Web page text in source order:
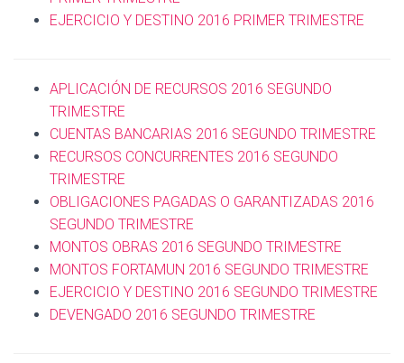
EJERCICIO Y DESTINO 2016 PRIMER TRIMESTRE
APLICACIÓN DE RECURSOS 2016 SEGUNDO
TRIMESTRE
CUENTAS BANCARIAS 2016 SEGUNDO TRIMESTRE
RECURSOS CONCURRENTES 2016 SEGUNDO
TRIMESTRE
OBLIGACIONES PAGADAS O GARANTIZADAS 2016
SEGUNDO TRIMESTRE
MONTOS OBRAS 2016 SEGUNDO TRIMESTRE
MONTOS FORTAMUN 2016 SEGUNDO TRIMESTRE
EJERCICIO Y DESTINO 2016 SEGUNDO TRIMESTRE
DEVENGADO 2016 SEGUNDO TRIMESTRE